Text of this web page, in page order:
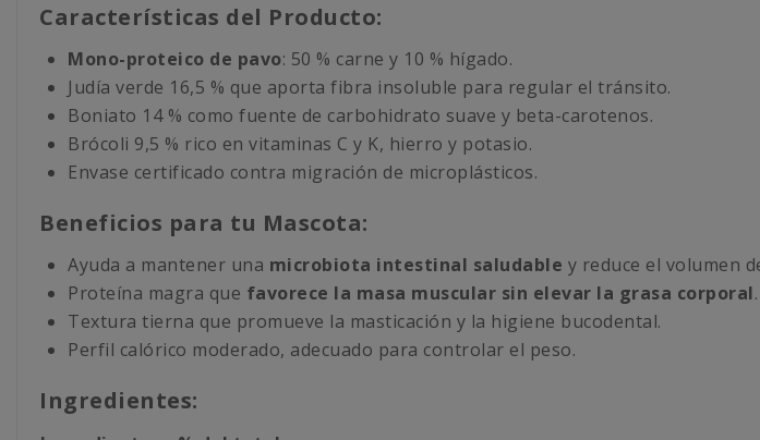
Características del Producto:
Mono-proteico de pavo: 50 % carne y 10 % hígado.
Judía verde 16,5 % que aporta fibra insoluble para regular el tránsito.
Boniato 14 % como fuente de carbohidrato suave y beta-carotenos.
Brócoli 9,5 % rico en vitaminas C y K, hierro y potasio.
Envase certificado contra migración de microplásticos.
Beneficios para tu Mascota:
Ayuda a mantener una microbiota intestinal saludable y reduce el volumen
Proteína magra que favorece la masa muscular sin elevar la grasa corporal.
Textura tierna que promueve la masticación y la higiene bucodental.
Perfil calórico moderado, adecuado para controlar el peso.
Ingredientes: